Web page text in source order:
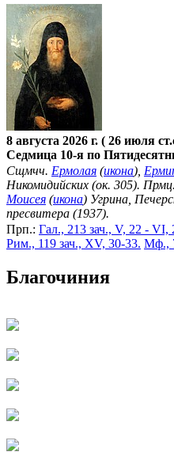
8 августа 2026 г. ( 26 июля
Седмица 10-я по
Сщмчч. Ермолая (икона),
Никомидийских (ок. 305). Прмц.
Моисея (икона) Угрина,
пресвитера (1937).
Прп.: Гал., 213 зач., V, 22 - VI,
Рим., 119 зач., XV, 30-33. Мф.,
Благочиния